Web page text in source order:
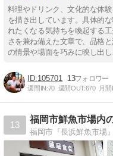
料理やドリンク、文化的な体
を描き出しています。具体的
れたくなる気持ちを喚起する
さを兼ね備えた文章で、品格
の情景や場面を巧みに映し出
105701 13
週間IN:70 週間OUT:670 月間
13
福岡市鮮魚市場内